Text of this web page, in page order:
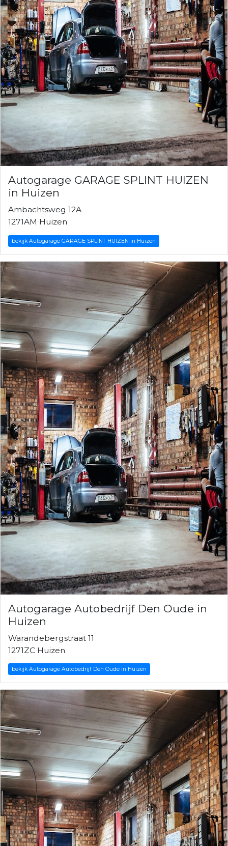
Autogarage GARAGE SPLINT HUIZEN
in Huizen
Ambachtsweg 12A
1271AM Huizen
bekijk Autogarage GARAGE SPLINT HUIZEN in Huizen
Autogarage Autobedrijf Den Oude in
Huizen
Warandebergstraat 11
1271ZC Huizen
bekijk Autogarage Autobedrijf Den Oude in Huizen